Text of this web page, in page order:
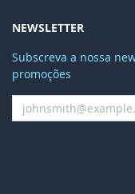
NEWSLETTER
Subscreva a nossa
promoções